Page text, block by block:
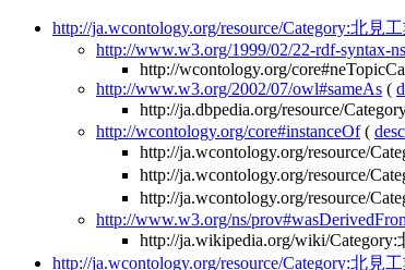
http://ja.wcontology.org/resource/Category:北見
http://www.w3.org/1999/02/22-rdf-syntax-
http://wcontology.org/
http://www.w3.org/2002/07/owl#sameAs (
http://ja.dbpedia.org/resource/
http://wcontology.org/core#instanceOf(
http://ja.wcontology.org/resource/
http://ja.wcontology.org/resource/
http://ja.wcontology.org/resource/
http://www.w3.org/ns/
http://ja.wikipedia.org/wiki/
http://ja.wcontology.org/resource/Category:北見